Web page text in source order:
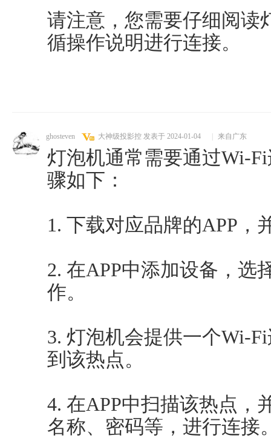
请注意，您需要仔细阅读
循操作说明进行连接。
ghosteven 大神级投影控 发表于 2024-01-04 来自广东
灯泡机通常需要通过Wi-
骤如下：
1. 下载对应品牌的APP，
2. 在APP中添加设备，选
作。
3. 灯泡机会提供一个Wi-
到该热点。
4. 在APP中扫描该热点，
名称、密码等，进行连接